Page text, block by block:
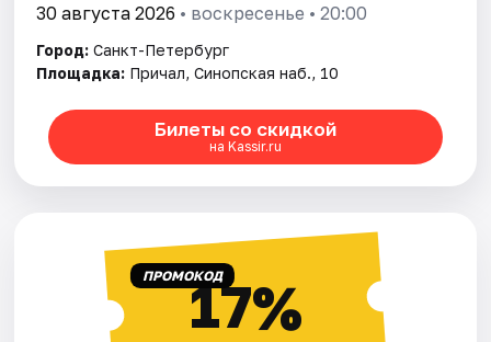
Рейтинги
30 августа 2026 • воскресенье • 20:00
Город: Санкт-Петербург
Площадка: Причал, Синопская наб., 10
Билеты со скидкой
на Kassir.ru
ПРОМОКОД17%